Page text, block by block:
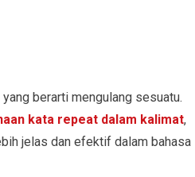
berarti mengulang sesuatu.
kata repeat dalam kalimat,
jelas dan efektif dalam bahasa